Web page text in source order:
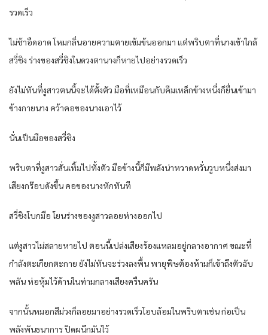
รวดเร็ว
ไม่ช้าอืดอาด โหมกลิ่นอายความตายเข้มข้นออกมา แต่พริบตาที่นางเข้าใกล้
สวี่ชิง ร่างของสวี่ชิงในดวงตานางก็หายไปอย่างรวดเร็ว
ยังไม่ทันที่งูสาวตนนี้จะได้ตั้งตัว มือที่เหมือนกับคีมเหล็กข้างหนึ่งก็ยื่นเข้ามา
ข้างกายนาง คว้าคอของนางเอาไว้
นั่นเป็นมือของสวี่ชิง
พริบตาที่งูสาวสั่นเทิ้มไปทั้งตัว มือข้างนี้ก็มีพลังน่าหวาดหวั่นวูบหนึ่งส่งมา
เสียงกร๊อบดังขึ้น คอของนางหักทันที
สวี่ชิงโบกมือ โยนร่างของงูสาวลอยห่างออกไป
แต่งูสาวไม่สลายหายไป ตอนนี้เปล่งเสียงร้องแหลมอยู่กลางอากาศ ขณะที่
กำลังตะเกียกตะกาย ยังไม่ทันจะร่วงลงพื้น พายุพิษต้องห้ามก็เข้าถึงตัวฉับ
พลัน ห่อหุ้มไว้ด้านในท่ามกลางเสียงครืนครัน
จากนั้นหมอกสีม่วงก็ลอยมาอย่างรวดเร็วโอบล้อมในพริบตาเช่น ก่อเป็น
พลังพันธนาการ ปิดผนึกมันไว้